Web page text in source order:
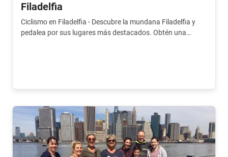
Filadelfia
Ciclismo en Filadelfia - Descubre la mundana Filadelfia y
pedalea por sus lugares más destacados. Obtén una